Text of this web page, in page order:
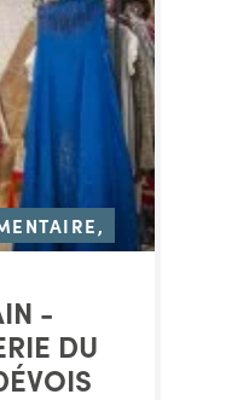
-
DU